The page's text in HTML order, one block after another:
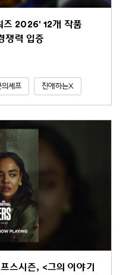
즈 2026' 12개 작품
쟁력 입증
의셰프 친애하는X
스시즌, <그의 이야기